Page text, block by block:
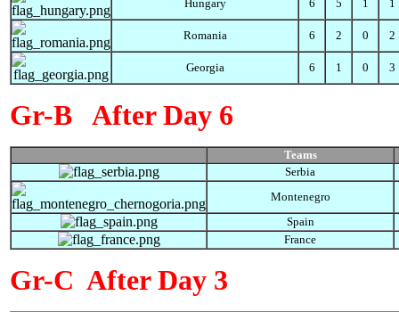
Hungary 6 5 1 1
Romania 6 2 0 2
Georgia 6 1 0 3
Gr-B After Day 6
Teams
Serbia
Montenegro
Spain
France
Gr-C After Day 3